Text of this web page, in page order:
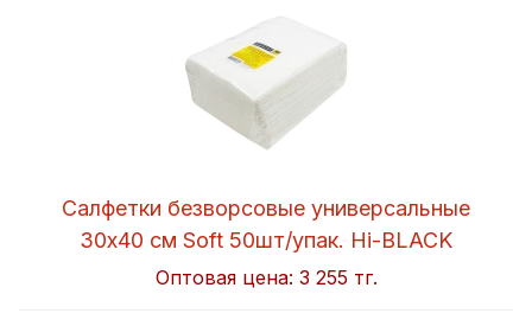
Салфетки безворсовые универсальные
30x40 см Soft 50шт/упак. Hi-BLACK
Оптовая цена: 3 255 тг.